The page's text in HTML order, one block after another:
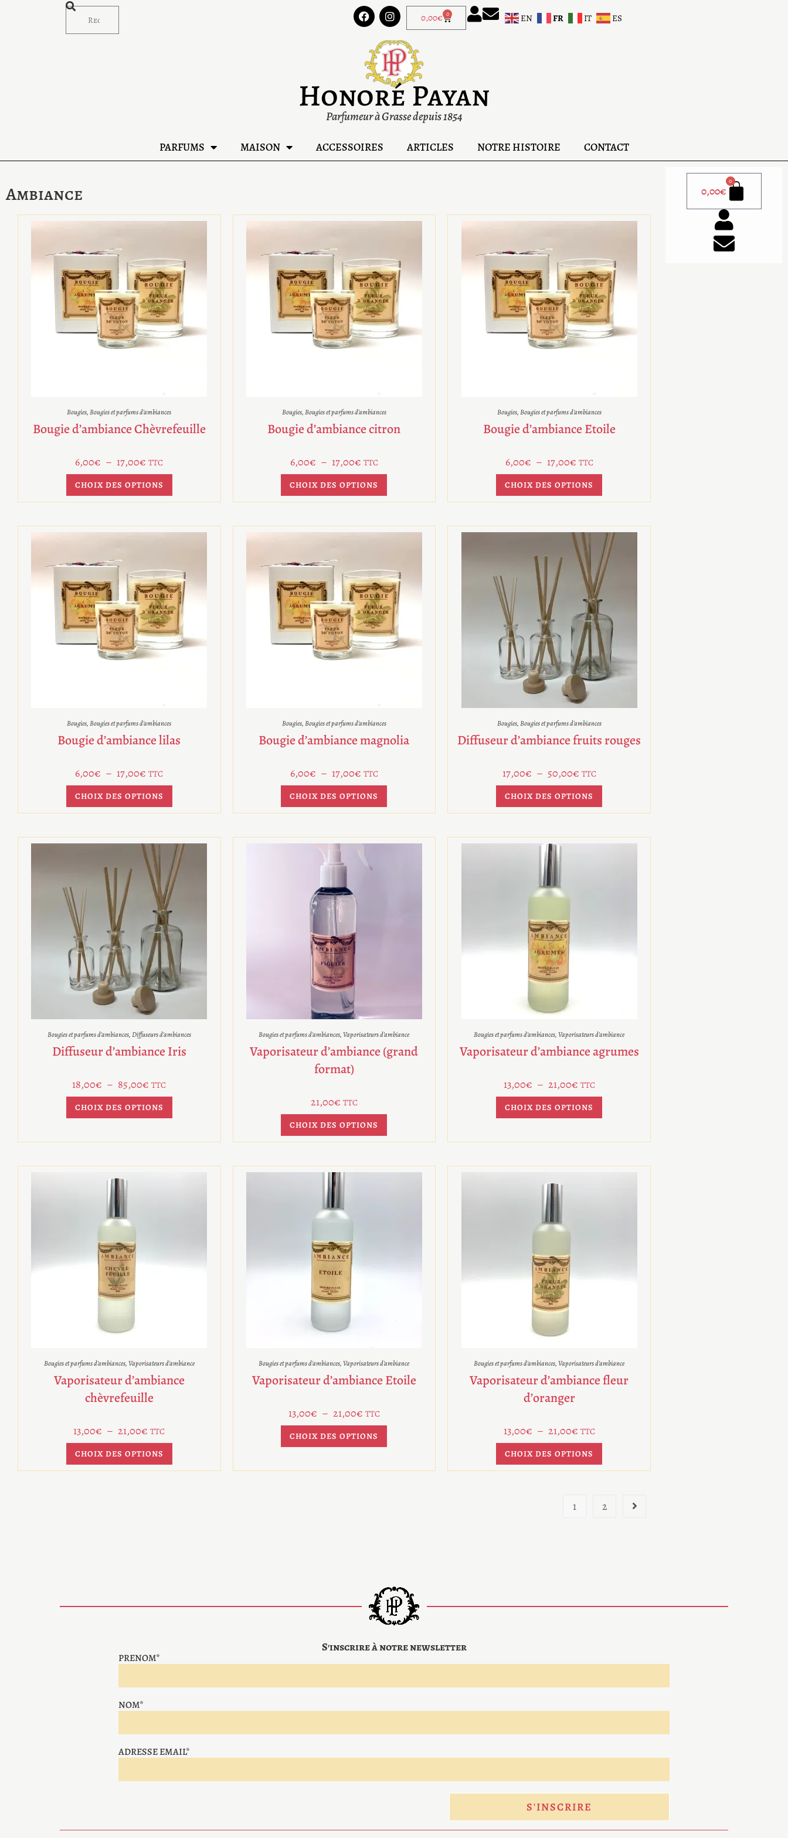
0,00€ 0 EN FR IT ES
Honoré Payan
Parfumeur à Grasse depuis 1854
PARFUMS MAISON ACCESSOIRES ARTICLES NOTRE HISTOIRE CONTACT
0,00€
0
Ambiance
Bougies,Bougies et parfums d'ambiances
Bougie d’ambiance Chèvrefeuille
6,00€ – 17,00€ TTC
CHOIX DES OPTIONS
Bougies,Bougies et parfums d'ambiances
Bougie d’ambiance citron
6,00€ – 17,00€ TTC
CHOIX DES OPTIONS
Bougies,Bougies et parfums d'ambiances
Bougie d’ambiance Etoile
6,00€ – 17,00€ TTC
CHOIX DES OPTIONS
Bougies,Bougies et parfums d'ambiances
Bougie d’ambiance lilas
6,00€ – 17,00€ TTC
CHOIX DES OPTIONS
Bougies,Bougies et parfums d'ambiances
Bougie d’ambiance magnolia
6,00€ – 17,00€ TTC
CHOIX DES OPTIONS
Bougies,Bougies et parfums d'ambiances
Diffuseur d’ambiance fruits rouges
17,00€ – 50,00€ TTC
CHOIX DES OPTIONS
Bougies et parfums d'ambiances,Diffuseurs d'ambiances
Diffuseur d’ambiance Iris
18,00€ – 85,00€ TTC
CHOIX DES OPTIONS
Bougies et parfums d'ambiances,Vaporisateurs d'ambiance
Vaporisateur d’ambiance (grand
format)
21,00€ TTC
CHOIX DES OPTIONS
Bougies et parfums d'ambiances,Vaporisateurs d'ambiance
Vaporisateur d’ambiance agrumes
13,00€ – 21,00€ TTC
CHOIX DES OPTIONS
Bougies et parfums d'ambiances,Vaporisateurs d'ambiance
Vaporisateur d’ambiance
chèvrefeuille
13,00€ – 21,00€ TTC
CHOIX DES OPTIONS
Bougies et parfums d'ambiances,Vaporisateurs d'ambiance
Vaporisateur d’ambiance Etoile
13,00€ – 21,00€ TTC
CHOIX DES OPTIONS
Bougies et parfums d'ambiances,Vaporisateurs d'ambiance
Vaporisateur d’ambiance fleur
d’oranger
13,00€ – 21,00€ TTC
CHOIX DES OPTIONS
1 2
S'inscrire à notre newsletter
PRENOM*
NOM*
ADRESSE EMAIL*